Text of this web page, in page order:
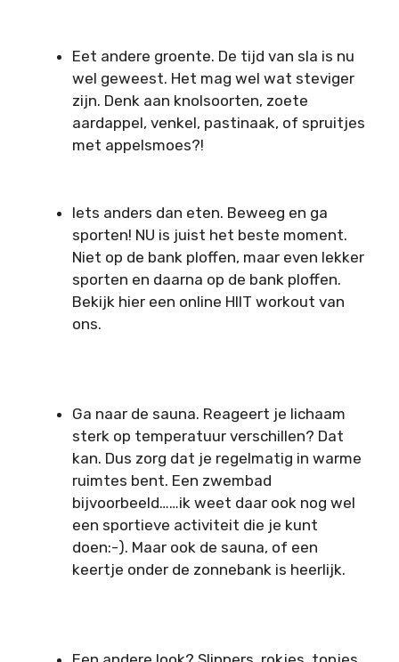
Eet andere groente. De tijd van sla is nu
wel geweest. Het mag wel wat steviger
zijn. Denk aan knolsoorten, zoete
aardappel, venkel, pastinaak, of spruitjes
met appelsmoes?!
Iets anders dan eten. Beweeg en ga
sporten! NU is juist het beste moment.
Niet op de bank ploffen, maar even lekker
sporten en daarna op de bank ploffen.
Bekijk hier een online HIIT workout van
ons.
Ga naar de sauna. Reageert je lichaam
sterk op temperatuur verschillen? Dat
kan. Dus zorg dat je regelmatig in warme
ruimtes bent. Een zwembad
bijvoorbeeld……ik weet daar ook nog wel
een sportieve activiteit die je kunt
doen:-). Maar ook de sauna, of een
keertje onder de zonnebank is heerlijk.